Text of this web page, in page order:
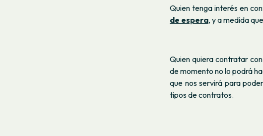
Quien tenga interés en
de espera, y a medida
Quien quiera contratar
de momento no lo podrá
que nos servirá para
tipos de contratos.